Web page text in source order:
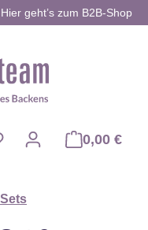
Hier geht’s zum B2B-Shop
0,00 €
Sets